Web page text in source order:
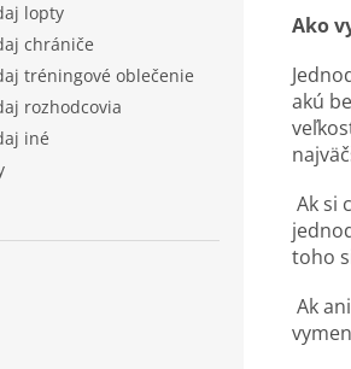
lopty
chrániče
tréningové oblečenie
rozhodcovia
iné
Ako
akú
Ak si
toho
Ak